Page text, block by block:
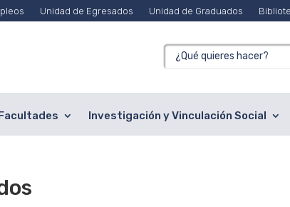
Unidad de Egresados Unidad de Graduados
Investigación y Vinculación Social